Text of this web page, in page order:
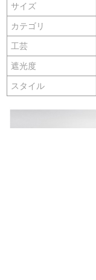
サイズ
カテゴリ
工芸
遮光度
スタイル